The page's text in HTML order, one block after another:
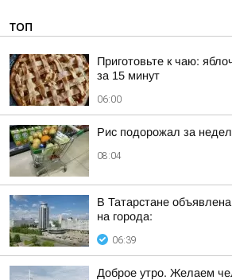
ТОП
Приготовьте к чаю:
за 15 минут
06:00
Рис подорожал за
08:04
В Татарстане
на города:
06:39
Доброе утро. Желаем